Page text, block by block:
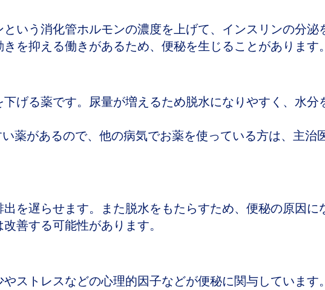
いう消化管ホルモンの濃度を上げて、インスリンの分泌
を抑える働きがあるため、便秘を生じることがあります。
げる薬です。尿量が増えるため脱水になりやすく、水分
薬があるので、他の病気でお薬を使っている方は、主治
を遅らせます。また脱水をもたらすため、便秘の原因に
善する可能性があります。
ストレスなどの心理的因子などが便秘に関与しています。